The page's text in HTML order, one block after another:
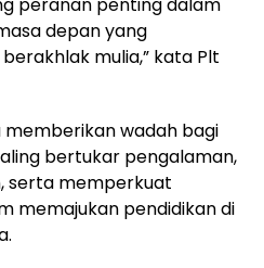
depan yang
mulia,” kata Plt
memberikan wadah bagi
bertukar pengalaman,
serta memperkuat
memajukan pendidikan di